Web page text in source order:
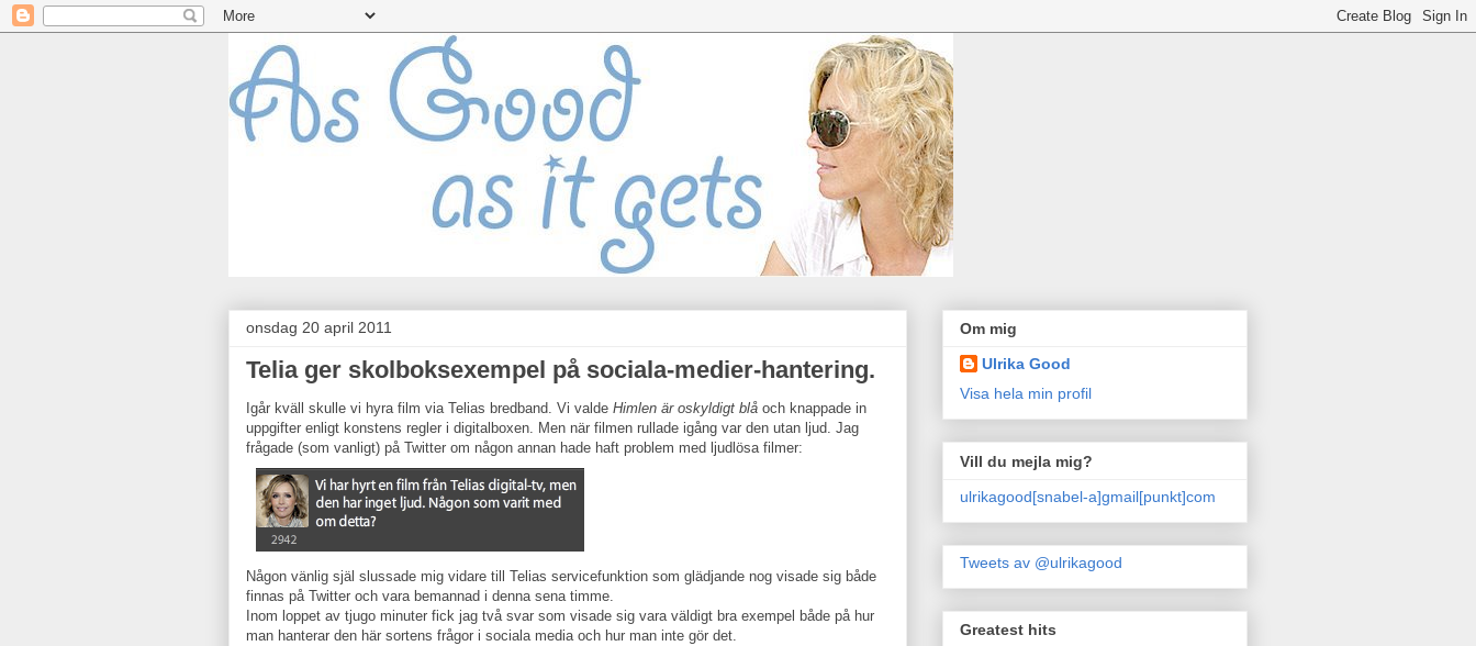
onsdag 20 april 2011
Telia ger skolboksexempel på sociala-medier-hantering.
Igår kväll skulle vi hyra film via Telias bredband. Vi valde Himlen är oskyldigt blå och knappade in
uppgifter enligt konstens regler i digitalboxen. Men när filmen rullade igång var den utan ljud. Jag
frågade (som vanligt) på Twitter om någon annan hade haft problem med ljudlösa filmer:
Någon vänlig själ slussade mig vidare till Telias servicefunktion som glädjande nog visade sig både
finnas på Twitter och vara bemannad i denna sena timme.
Inom loppet av tjugo minuter fick jag två svar som visade sig vara väldigt bra exempel både på hur
man hanterar den här sortens frågor i sociala media och hur man inte gör det.
Om mig
Ulrika Good
Visa hela min profil
Vill du mejla mig?
ulrikagood[snabel-a]gmail[punkt]com
Tweets av @ulrikagood
Greatest hits